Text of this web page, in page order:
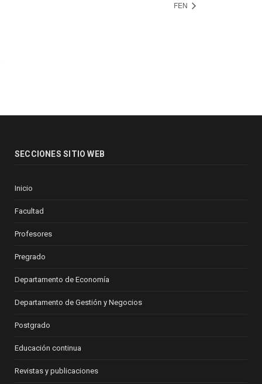
FEN
SECCIONES SITIO WEB
Inicio
Facultad
Profesores
Pregrado
Departamento de Economía
Departamento de Gestión y Negocios
Postgrado
Educación continua
Revistas y publicaciones